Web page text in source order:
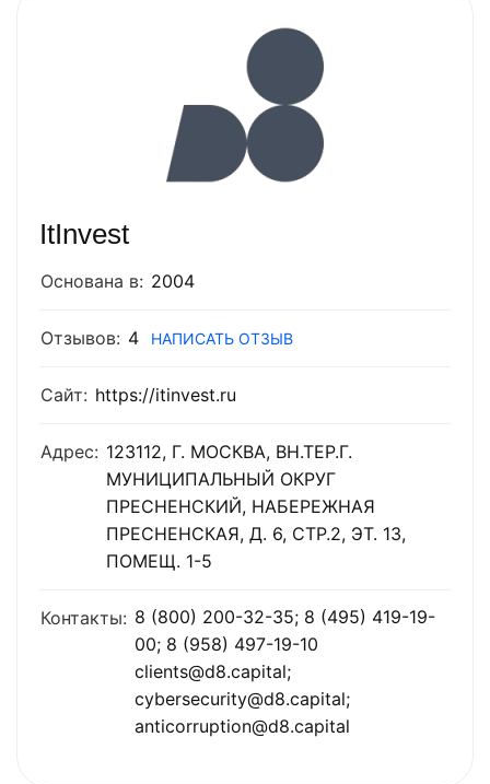
ItInvest
Основана в: 2004
Отзывов: 4 НАПИСАТЬ ОТЗЫВ
Сайт: https://itinvest.ru
Адрес: 123112, Г. МОСКВА, ВН.ТЕР.Г.
МУНИЦИПАЛЬНЫЙ ОКРУГ
ПРЕСНЕНСКИЙ, НАБЕРЕЖНАЯ
ПРЕСНЕНСКАЯ, Д. 6, СТР.2, ЭТ. 13,
ПОМЕЩ. 1-5
Контакты: 8 (800) 200-32-35; 8 (495) 419-19-
00; 8 (958) 497-19-10
clients@d8.capital;
cybersecurity@d8.capital;
anticorruption@d8.capital